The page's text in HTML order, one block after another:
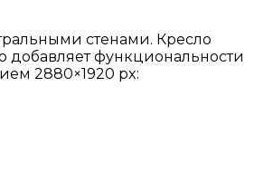
стенами. Кресло
добавляет функциональности
2880×1920 px: